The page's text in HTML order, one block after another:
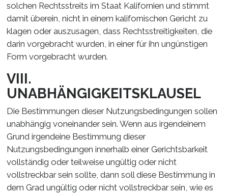
solchen Rechtsstreits im Staat Kalifornien und stimmt
damit überein, nicht in einem kalifornischen Gericht zu
klagen oder auszusagen, dass Rechtsstreitigkeiten, die
darin vorgebracht wurden, in einer für ihn ungünstigen
Form vorgebracht wurden.
VIII.
UNABHÄNGIGKEITSKLAUSEL
Die Bestimmungen dieser Nutzungsbedingungen sollen
unabhängig voneinander sein. Wenn aus irgendeinem
Grund irgendeine Bestimmung dieser
Nutzungsbedingungen innerhalb einer Gerichtsbarkeit
vollständig oder teilweise ungültig oder nicht
vollstreckbar sein sollte, dann soll diese Bestimmung in
dem Grad ungültig oder nicht vollstreckbar sein, wie es